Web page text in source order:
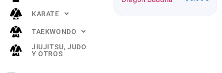
KARATE
TAEKWONDO
JIUJITSU, JUDO
Y OTROS
"TITANIUM"
Rosa